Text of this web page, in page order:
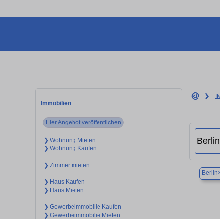
Immobilien
Hier Angebot veröffentlichen
❯ Wohnung Mieten
❯ Wohnung Kaufen
❯ Zimmer mieten
❯ Haus Kaufen
❯ Haus Mieten
❯ Gewerbeimmobilie Kaufen
❯ Gewerbeimmobilie Mieten
❯
Berlin